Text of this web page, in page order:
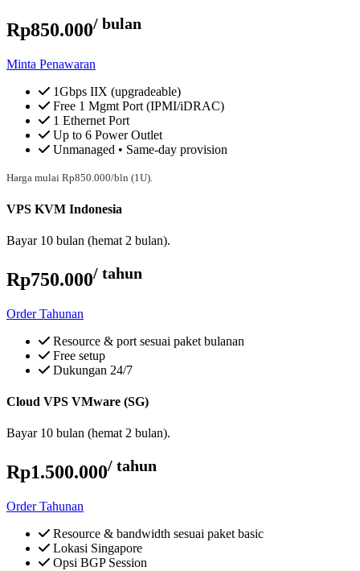
Rp850.000/ bulan
Minta Penawaran
1Gbps IIX (upgradeable)
Free 1 Mgmt Port (IPMI/iDRAC)
1 Ethernet Port
Up to 6 Power Outlet
Unmanaged • Same-day provision
Harga mulai Rp850.000/bln (1U).
VPS KVM Indonesia
Bayar 10 bulan (hemat 2 bulan).
Rp750.000/ tahun
Order Tahunan
Resource & port sesuai paket bulanan
Free setup
Dukungan 24/7
Cloud VPS VMware (SG)
Bayar 10 bulan (hemat 2 bulan).
Rp1.500.000/ tahun
Order Tahunan
Resource & bandwidth sesuai paket basic
Lokasi Singapore
Opsi BGP Session